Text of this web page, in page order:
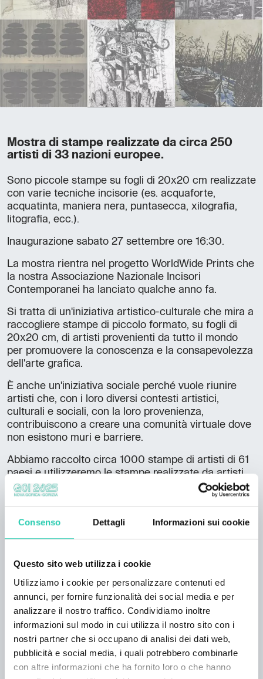
Consenso Dettagli Informazioni sui cookie
Questo sito web utilizza i cookie
Utilizziamo i cookie per personalizzare contenuti ed
annunci, per fornire funzionalità dei social media e per
analizzare il nostro traffico. Condividiamo inoltre
informazioni sul modo in cui utilizza il nostro sito con i
nostri partner che si occupano di analisi dei dati web,
pubblicità e social media, i quali potrebbero combinarle
con altre informazioni che ha fornito loro o che hanno
Mostra di stampe realizzate da circa 250
artisti di 33 nazioni europee.
Sono piccole stampe su fogli di 20x20 cm realizzate
con varie tecniche incisorie (es. acquaforte,
acquatinta, maniera nera, puntasecca, xilografia,
litografia, ecc.).
Inaugurazione sabato 27 settembre ore 16:30.
La mostra rientra nel progetto WorldWide Prints che
la nostra Associazione Nazionale Incisori
Contemporanei ha lanciato qualche anno fa.
Si tratta di un'iniziativa artistico-culturale che mira a
raccogliere stampe di piccolo formato, su fogli di
20x20 cm, di artisti provenienti da tutto il mondo
per promuovere la conoscenza e la consapevolezza
dell'arte grafica.
È anche un'iniziativa sociale perché vuole riunire
artisti che, con i loro diversi contesti artistici,
culturali e sociali, con la loro provenienza,
contribuiscono a creare una comunità virtuale dove
non esistono muri e barriere.
Abbiamo raccolto circa 1000 stampe di artisti di 61
paesi e utilizzeremo le stampe realizzate da artisti
dei paesi europei per questa mostra.
Informazioni sulla lingua
Lingua dell'evento: IT
Accessibilità
Accesso senza gradini/barriere
Servizi